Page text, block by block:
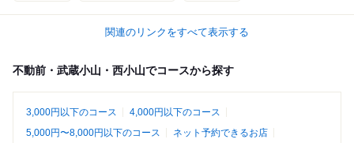
関連のリンクをすべて表示する
不動前・武蔵小山・西小山でコースから探す
3,000円以下のコース
4,000円以下のコース
5,000円〜8,000円以下のコース
ネット予約できるお店